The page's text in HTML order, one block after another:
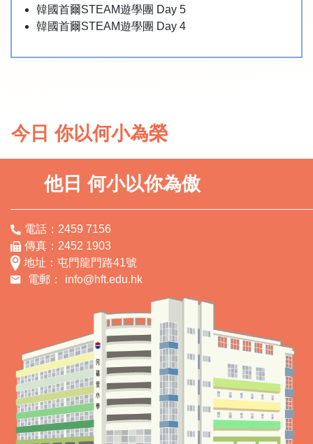
韓國首爾STEAM遊學團 Day 5
韓國首爾STEAM遊學團 Day 4
今日 你以何小為榮
他日 何小以你為傲
電話：2459 7156
傳真：2452 1903
地址：屯門龍門路41號
電郵：
info@hft.edu.hk